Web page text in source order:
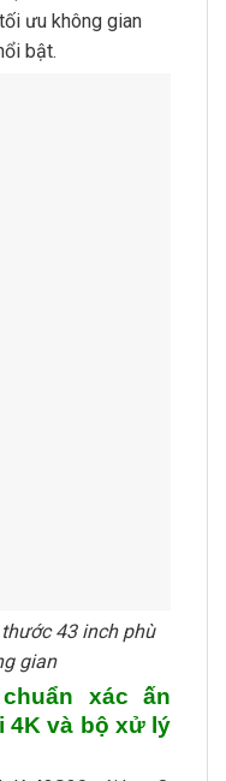
ưu không gian
bật.
43 inch phù
gian
xác ấn
4K và bộ xử lý